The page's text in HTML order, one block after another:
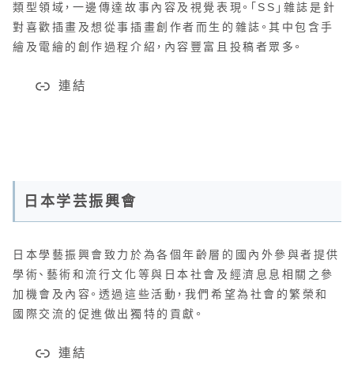
類型領域，一邊傳達故事內容及視覺表現。「SS」雜誌是針
對喜歡插畫及想從事插畫創作者而生的雜誌。其中包含手
繪及電繪的創作過程介紹，內容豐富且投稿者眾多。
連結
日本学芸振興會
日本學藝振興會致力於為各個年齡層的國內外參與者提供
學術、藝術和流行文化等與日本社會及經濟息息相關之參
加機會及內容。透過這些活動，我們希望為社會的繁榮和
國際交流的促進做出獨特的貢獻。
連結